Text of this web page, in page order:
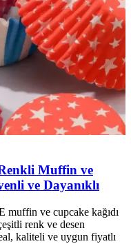
Muffin ve
ve Dayanıklı
ve cupcake kağıdı
renk ve desen
kaliteli ve uygun fiyatlı